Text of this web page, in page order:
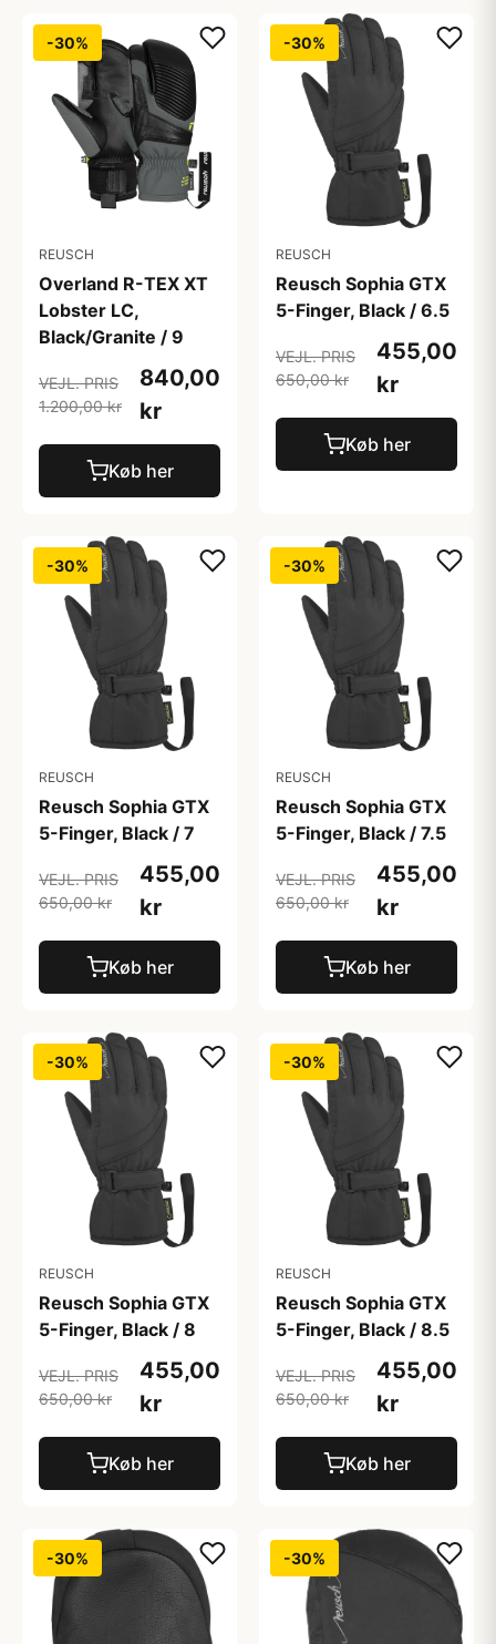
-30%
REUSCH
Overland R-TEX XT
Lobster LC,
Black/Granite / 9
VEJL. PRIS
1.200,00 kr
840,00
kr
Køb her
-30%
REUSCH
Reusch Sophia GTX
5-Finger, Black / 6.5
VEJL. PRIS
650,00 kr
455,00
kr
Køb her
-30%
REUSCH
Reusch Sophia GTX
5-Finger, Black / 7
VEJL. PRIS
650,00 kr
455,00
kr
Køb her
-30%
REUSCH
Reusch Sophia GTX
5-Finger, Black / 7.5
VEJL. PRIS
650,00 kr
455,00
kr
Køb her
-30%
REUSCH
Reusch Sophia GTX
5-Finger, Black / 8
VEJL. PRIS
650,00 kr
455,00
kr
Køb her
-30%
REUSCH
Reusch Sophia GTX
5-Finger, Black / 8.5
VEJL. PRIS
650,00 kr
455,00
kr
Køb her
-30% -30%